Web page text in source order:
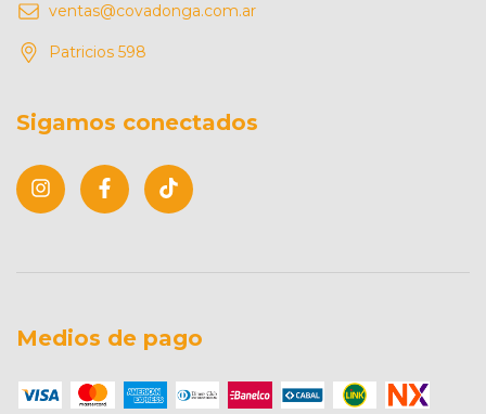
ventas@covadonga.com.ar
Patricios 598
Sigamos conectados
Medios de pago